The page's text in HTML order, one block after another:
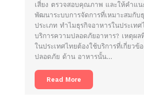
เสี่ยง ตรวจสอบคุณภาพ และให้คำแน
พัฒนาระบบการจัดการที่เหมาะสมกับ
ประเภท ทำไมธุรกิจอาหารในประเท
บริการความปลอดภัยอาหาร? เหตุผล
ในประเทศไทยต้องใช้บริการที่เกี่ยวข้
ปลอดภัย ด้าน อาหารนั้น…
Read More